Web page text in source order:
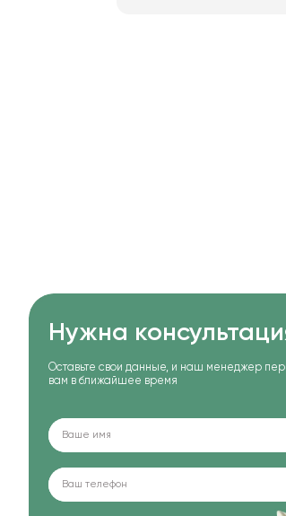
Нужна
Оставьте свои данные, и наш менеджер
вам в ближайшее время